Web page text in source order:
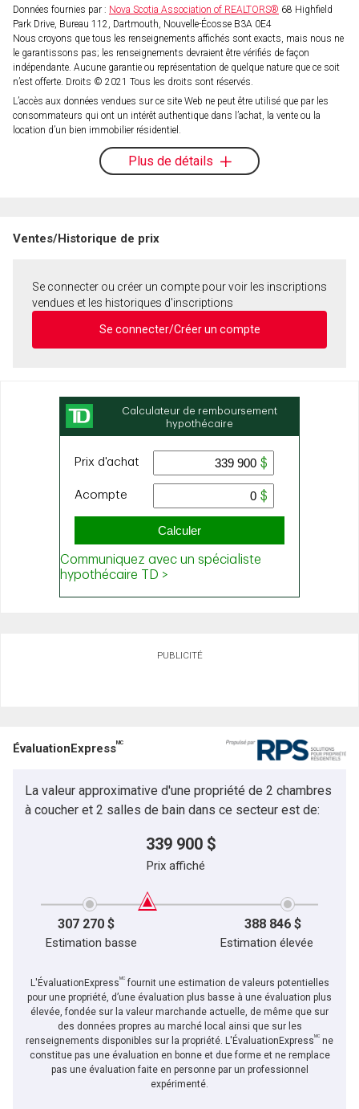
Données fournies par : Nova Scotia Association of REALTORS® 68 Highfield
Park Drive, Bureau 112, Dartmouth, Nouvelle-Écosse B3A 0E4
Nous croyons que tous les renseignements affichés sont exacts, mais nous ne
le garantissons pas; les renseignements devraient être vérifiés de façon
indépendante. Aucune garantie ou représentation de quelque nature que ce soit
n’est offerte. Droits © 2021 Tous les droits sont réservés.
L’accès aux données vendues sur ce site Web ne peut être utilisé que par les
consommateurs qui ont un intérêt authentique dans l’achat, la vente ou la
location d’un bien immobilier résidentiel.
Plus de détails
Ventes/Historique de prix
Se connecter ou créer un compte pour voir les inscriptions
vendues et les historiques d'inscriptions
Se connecter/Créer un compte
PUBLICITÉ
ÉvaluationExpressMC
La valeur approximative d'une propriété de 2 chambres
à coucher et 2 salles de bain dans ce secteur est de:
339 900 $
Prix affiché
307 270 $ 388 846 $
Estimation basse Estimation élevée
L'ÉvaluationExpressMCfournit une estimation de valeurs potentielles
pour une propriété, d’une évaluation plus basse à une évaluation plus
élevée, fondée sur la valeur marchande actuelle, de même que sur
des données propres au marché local ainsi que sur les
renseignements disponibles sur la propriété. L'ÉvaluationExpressMC ne
constitue pas une évaluation en bonne et due forme et ne remplace
pas une évaluation faite en personne par un professionnel
expérimenté.